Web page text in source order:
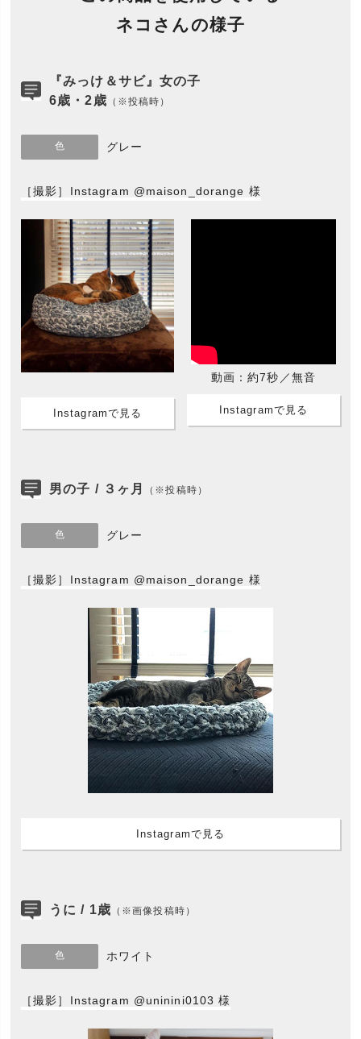
ネコさんの様子
『みっけ＆サビ』女の子
6歳・2歳 （※投稿時）
色 グレー
［撮影］Instagram @maison_dorange 様
Instagramで見る
動画：約7秒／無音
Instagramで見る
男の子 / ３ヶ月 （※投稿時）
色 グレー
［撮影］Instagram @maison_dorange 様
Instagramで見る
うに / 1歳 （※画像投稿時）
色 ホワイト
［撮影］Instagram @uninini0103 様